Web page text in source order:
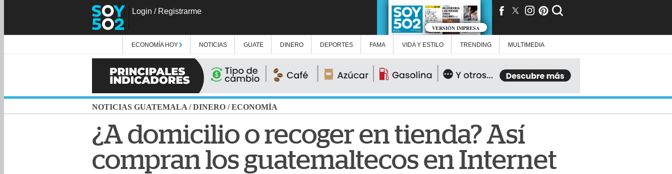
Login / Registrarme
VERSIÓN IMPRESA
ECONOMÍA HOY NOTICIAS GUATE DINERO DEPORTES FAMA VIDA Y ESTILO TRENDING MULTIMEDIA
NOTICIAS GUATEMALA /DINERO /ECONOMÍA
¿A domicilio o recoger en tienda? Así
compran los guatemaltecos en Internet